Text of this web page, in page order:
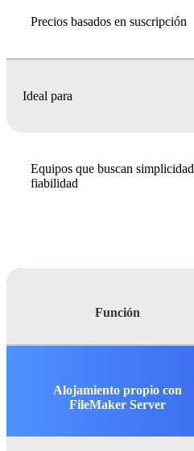
Precios basados en suscripción
Ideal para
Equipos que buscan
fiabilidad
Función
Alojamiento propio con
FileMaker Server